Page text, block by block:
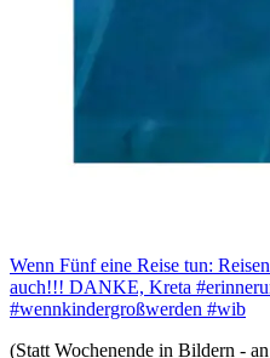
Wenn Fünf eine Reise tun:
auch!!! DANKE, Kreta
#wennkindergroßwerden #wib
(Statt Wochenende in Bildern -